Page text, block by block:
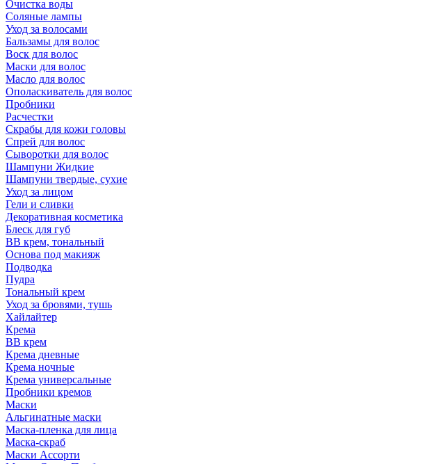
Очистка воды
Соляные лампы
Уход за волосами
Бальзамы для волос
Воск для волос
Маски для волос
Масло для волос
Ополаскиватель для волос
Пробники
Расчестки
Скрабы для кожи головы
Спрей для волос
Сыворотки для волос
Шампуни Жидкие
Шампуни твердые, сухие
Уход за лицом
Гели и сливки
Декоративная косметика
Блеск для губ
ВВ крем, тональный
Основа под макияж
Подводка
Пудра
Тональный крем
Уход за бровями, тушь
Хайлайтер
Крема
ВВ крем
Крема дневные
Крема ночные
Крема универсальные
Пробники кремов
Маски
Альгинатные маски
Маска-пленка для лица
Маска-скраб
Маски Ассорти